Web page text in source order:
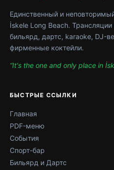
Единственный и
İskele Long Beach. Трансляции
бильярд, дартс, karaoke, DJ-
фирменные коктейли.
“It's the one and only place in
БЫСТРЫЕ ССЫЛКИ
Главная
PDF-меню
События
Спорт-бар
Бильярд и Дартс